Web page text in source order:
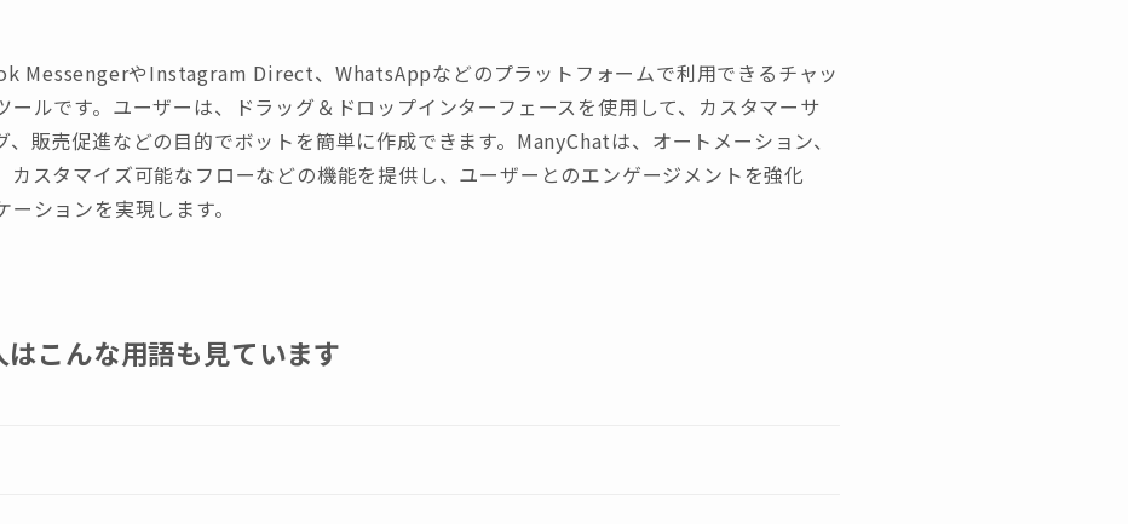
MessengerやInstagram Direct、WhatsAppなどのプラットフォームで利用できるチャッ
ールです。ユーザーは、ドラッグ＆ドロップインターフェースを使用して、カスタマーサ
、販売促進などの目的でボットを簡単に作成できます。ManyChatは、オートメーション、
カスタマイズ可能なフローなどの機能を提供し、ユーザーとのエンゲージメントを強化
ションを実現します。
こんな用語も見ています